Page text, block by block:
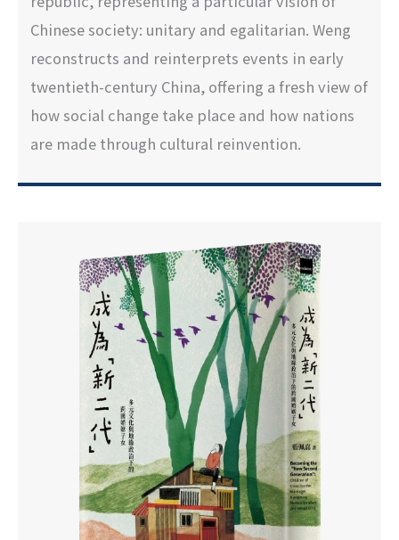
Chinese society: unitary and egalitarian. Weng
reconstructs and reinterprets events in early
twentieth-century China, offering a fresh view of
how social change take place and how nations
are made through cultural reinvention.